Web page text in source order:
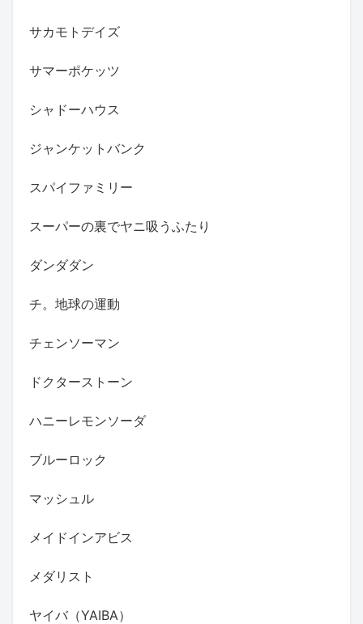
サカモトデイズ
サマーポケッツ
シャドーハウス
ジャンケットバンク
スパイファミリー
スーパーの裏でヤニ吸うふたり
ダンダダン
チ。地球の運動
チェンソーマン
ドクターストーン
ハニーレモンソーダ
ブルーロック
マッシュル
メイドインアビス
メダリスト
ヤイバ（YAIBA）